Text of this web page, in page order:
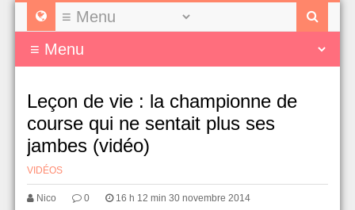
Leçon de vie : la championne de
course qui ne sentait plus ses
jambes (vidéo)
VIDÉOS
Nico 0 16 h 12 min 30 novembre 2014